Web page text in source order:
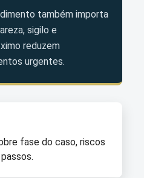
também importa
sigilo e
reduzem
urgentes.
fase do caso, riscos